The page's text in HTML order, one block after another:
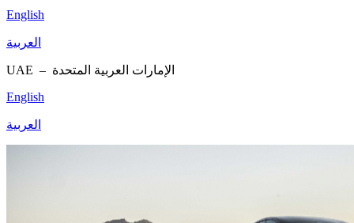
English
العربية
UAE – الإمارات العربية المتحدة
English
العربية